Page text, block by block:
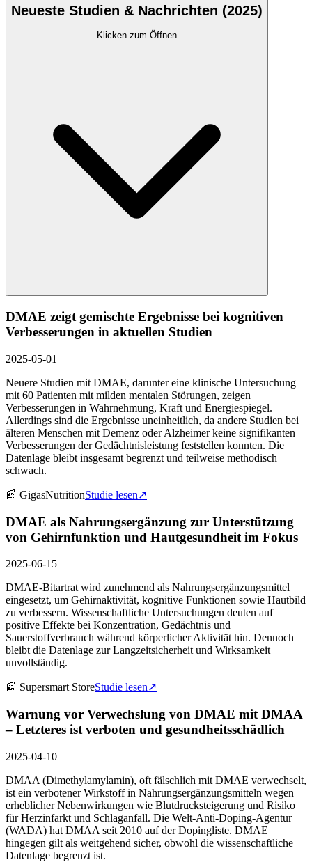
Neueste Studien & Nachrichten (2025)
Klicken zum Öffnen
DMAE zeigt gemischte Ergebnisse bei kognitiven
Verbesserungen in aktuellen Studien
2025-05-01
Neuere Studien mit DMAE, darunter eine klinische Untersuchung
mit 60 Patienten mit milden mentalen Störungen, zeigen
Verbesserungen in Wahrnehmung, Kraft und Energiespiegel.
Allerdings sind die Ergebnisse uneinheitlich, da andere Studien bei
älteren Menschen mit Demenz oder Alzheimer keine signifikanten
Verbesserungen der Gedächtnisleistung feststellen konnten. Die
Datenlage bleibt insgesamt begrenzt und teilweise methodisch
schwach.
📰 GigasNutritionStudie lesen↗
DMAE als Nahrungsergänzung zur Unterstützung
von Gehirnfunktion und Hautgesundheit im Fokus
2025-06-15
DMAE-Bitartrat wird zunehmend als Nahrungsergänzungsmittel
eingesetzt, um Gehirnaktivität, kognitive Funktionen sowie Hautbild
zu verbessern. Wissenschaftliche Untersuchungen deuten auf
positive Effekte bei Konzentration, Gedächtnis und
Sauerstoffverbrauch während körperlicher Aktivität hin. Dennoch
bleibt die Datenlage zur Langzeitsicherheit und Wirksamkeit
unvollständig.
📰 Supersmart StoreStudie lesen↗
Warnung vor Verwechslung von DMAE mit DMAA
– Letzteres ist verboten und gesundheitsschädlich
2025-04-10
DMAA (Dimethylamylamin), oft fälschlich mit DMAE verwechselt,
ist ein verbotener Wirkstoff in Nahrungsergänzungsmitteln wegen
erheblicher Nebenwirkungen wie Blutdrucksteigerung und Risiko
für Herzinfarkt und Schlaganfall. Die Welt-Anti-Doping-Agentur
(WADA) hat DMAA seit 2010 auf der Dopingliste. DMAE
hingegen gilt als weitgehend sicher, obwohl die wissenschaftliche
Datenlage begrenzt ist.